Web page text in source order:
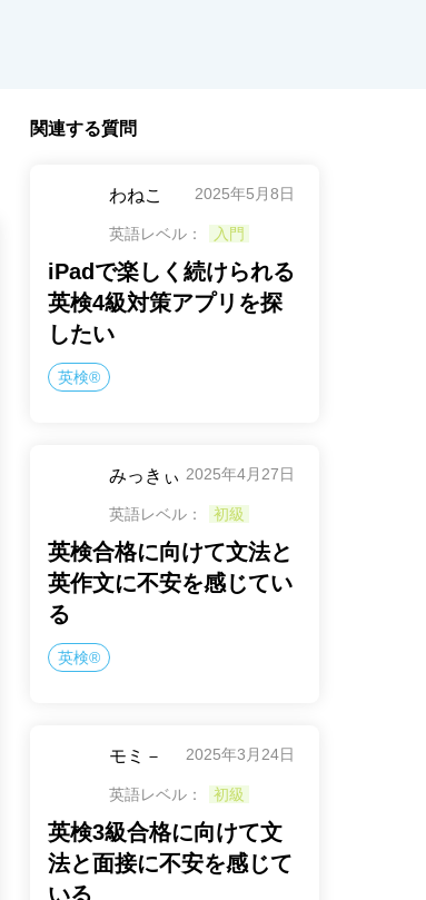
関連する質問
わねこ 2025年5月8日
英語レベル： 入門
iPadで楽しく続けられる
英検4級対策アプリを探
したい
英検®
みっきぃ 2025年4月27日
英語レベル： 初級
英検合格に向けて文法と
英作文に不安を感じてい
る
英検®
モミ－ 2025年3月24日
英語レベル： 初級
英検3級合格に向けて文
法と面接に不安を感じて
いる